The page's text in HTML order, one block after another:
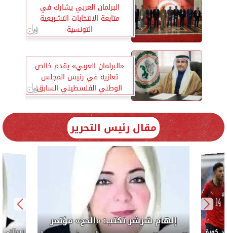
البرلمان العربي يشارك في
متابعة الانتخابات التشريعية
التونسية
«البرلمان العربي» يقدم خالص
تعازيه في رئيس المجلس
الوطني الفلسطيني السابق
مقال رئيس التحرير
إلهام شرشر تكتب: «الحج» مؤتمر